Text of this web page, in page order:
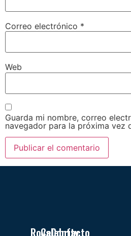
Correo electrónico *
Web
Guarda mi nombre, correo
navegador para la próxima vez
RoyalCelebrity
Contacto